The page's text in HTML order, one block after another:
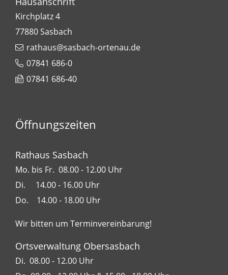
Kirchplatz 4
77880Sasbach
rathaus@sasbach-ortenau.de
07841 686-0
07841 686-40
Öffnungszeiten
Rathaus Sasbach
Mo. bis Fr. 08.00 - 12.00 Uhr
Di. 14.00 - 16.00 Uhr
Do. 14.00 - 18.00 Uhr
Wir bitten um Terminvereinbarung!
Ortsverwaltung Obersasbach
Di. 08.00 - 12.00 Uhr